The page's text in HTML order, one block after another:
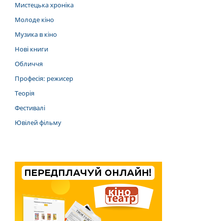
Мистецька хроніка
Молоде кіно
Музика в кіно
Нові книги
Обличчя
Професія: режисер
Теорія
Фестивалі
Ювілей фільму